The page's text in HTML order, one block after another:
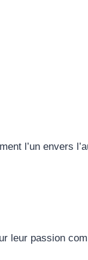
l’un envers
leur passion